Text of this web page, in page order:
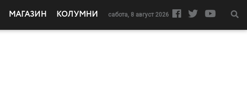
МАГАЗИН КОЛУМНИ сабота, 8 август 2026